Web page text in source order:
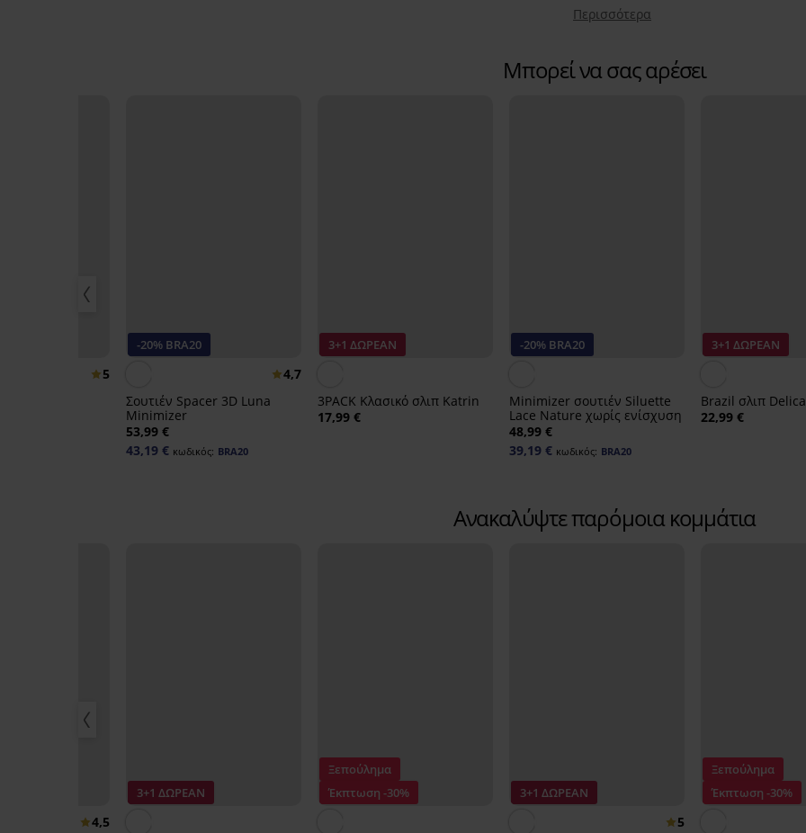
Περισσότερα
Μπορεί να σας αρέσει
5
-20% BRA20
4,7
Σουτιέν Spacer 3D Luna
Minimizer
53,99 €
43,19 € κωδικός: BRA20
3+1 ΔΩΡΕΑΝ
3PACK Κλασικό σλιπ Katrin
17,99 €
-20% BRA20
Minimizer σουτιέν Siluette
Lace Nature χωρίς ενίσχυση
48,99 €
39,19 € κωδικός: BRA20
3+1 ΔΩΡΕΑΝ
Brazil σλιπ
22,99 €
Ανακαλύψτε παρόμοια κομμάτια
4,5
3+1 ΔΩΡΕΑΝ
Ξεπούλημα
Έκπτωση -30%
3+1 ΔΩΡΕΑΝ
5
Ξεπούλημα
Έκπτωση -30%